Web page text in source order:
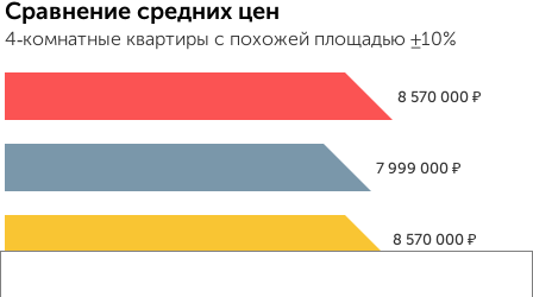
Сравнение средних цен
4‑комнатные квартиры с похожей площадью ±10%
8 570 000 ₽
7 999 000₽
8 570 000 ₽